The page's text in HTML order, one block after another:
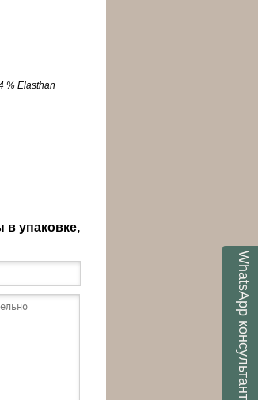
% Elasthan
в упаковке,
WhatsApp
консультант